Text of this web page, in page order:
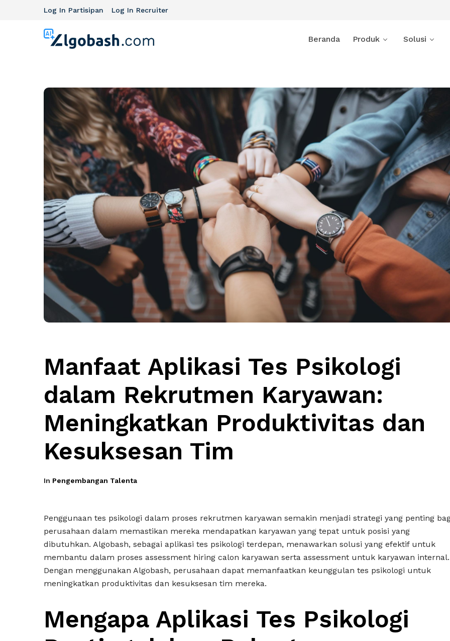
Log In Partisipan Log In Recruiter
Beranda Produk Solusi
Manfaat Aplikasi Tes Psikologi
dalam Rekrutmen Karyawan:
Meningkatkan Produktivitas dan
Kesuksesan Tim
In Pengembangan Talenta
Penggunaan tes psikologi dalam proses rekrutmen karyawan semakin menjadi strategi yang penting
perusahaan dalam memastikan mereka mendapatkan karyawan yang tepat untuk posisi yang
dibutuhkan. Algobash, sebagai aplikasi tes psikologi terdepan, menawarkan solusi yang efektif untuk
membantu dalam proses assessment hiring calon karyawan serta assessment untuk karyawan internal.
Dengan menggunakan Algobash, perusahaan dapat memanfaatkan keunggulan tes psikologi untuk
meningkatkan produktivitas dan kesuksesan tim mereka.
Mengapa Aplikasi Tes Psikologi